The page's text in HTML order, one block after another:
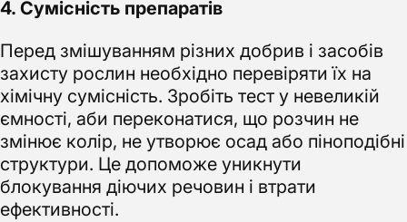
4. Сумісність препаратів
Перед змішуванням різних добрив і засобів
захисту рослин необхідно перевіряти їх на
хімічну сумісність. Зробіть тест у невеликій
ємності, аби переконатися, що розчин не
змінює колір, не утворює осад або піноподібні
структури. Це допоможе уникнути
блокування діючих речовин і втрати
ефективності.